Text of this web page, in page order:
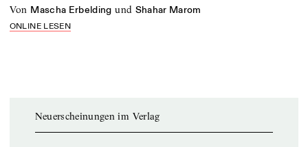
von Mascha Erbelding und Shahar Marom
ONLINE LESEN
Neuerscheinungen im Verlag